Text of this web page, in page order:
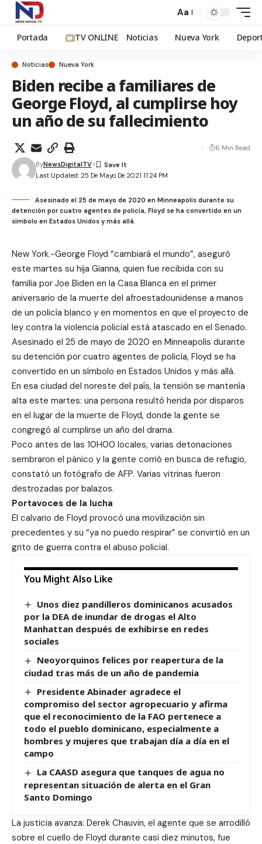
Aa
Portada TV ONLINE Noticias Nueva York
Noticias Nueva York
Biden recibe a familiares de
George Floyd, al cumplirse hoy
un año de su fallecimiento
Last Updated: 25 De Mayo De 2021 11:24 PM
ByNewsDigitalTV
6 Min Read
Asesinado el 25 de mayo de 2020 en Minneapolis durante su
detención por cuatro agentes de policía, Floyd se ha convertido en un
símbolo en Estados Unidos y más allá.
New York.-George Floyd “cambiará el mundo”, aseguró
este martes su hija Gianna, quien fue recibida con su
familia por Joe Biden en la Casa Blanca en el primer
aniversario de la muerte del afroestadounidense a manos
de un policía blanco y en momentos en que el proyecto de
ley contra la violencia policial está atascado en el Senado.
Asesinado el 25 de mayo de 2020 en Minneapolis durante
su detención por cuatro agentes de policía, Floyd se ha
convertido en un símbolo en Estados Unidos y más allá.
En esa ciudad del noreste del país, la tensión se mantenía
alta este martes: una persona resultó herida por disparos
en el lugar de la muerte de Floyd, donde la gente se
congregó al cumplirse un año del drama.
Poco antes de las 10H00 locales, varias detonaciones
sembraron el pánico y la gente corrió en busca de refugio,
constató un fotógrafo de AFP. Varias vitrinas fueron
destrozadas por balazos.
Portavoces de la lucha
El calvario de Floyd provocó una movilización sin
precedentes y su “ya no puedo respirar” se convirtió en un
grito de guerra contra el abuso policial.
You Might Also Like
Unos diez pandilleros dominicanos acusados
por la DEA de inundar de drogas el Alto
Manhattan después de exhibirse en redes
sociales
Neoyorquinos felices por reapertura de la
ciudad tras más de un año de pandemia
Presidente Abinader agradece el
compromiso del sector agropecuario y afirma
que el reconocimiento de la FAO pertenece a
todo el pueblo dominicano, especialmente a
hombres y mujeres que trabajan día a día en el
campo
La CAASD asegura que tanques de agua no
representan situación de alerta en el Gran
Santo Domingo
La justicia avanza: Derek Chauvin, el agente que se arrodilló
sobre el cuello de Floyd durante casi diez minutos, fue